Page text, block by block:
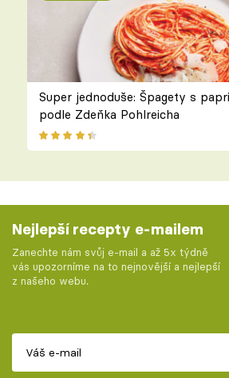
Super jednoduše: Špagety s
podle Zdeňka Pohlreicha
Nejlepší recepty e-mailem
Zanechte nám svůj e-mail a až 5x týdně
vás upozorníme na to nejnovější a nejlepší
z našeho webu.